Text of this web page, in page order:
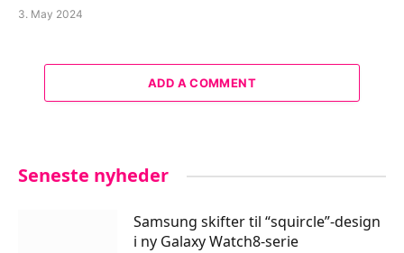
3. May 2024
ADD A COMMENT
Seneste nyheder
Samsung skifter til “squircle”-design
i ny Galaxy Watch8-serie